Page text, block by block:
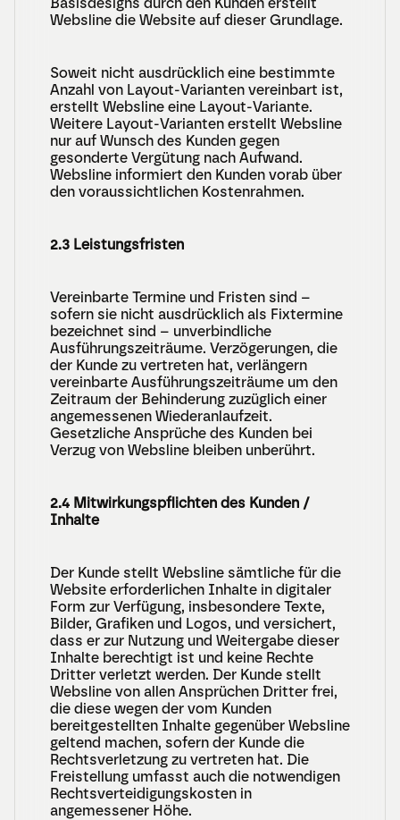
Websline die Website auf dieser Grundlage.
Soweit nicht ausdrücklich eine bestimmte
Anzahl von Layout-Varianten vereinbart ist,
erstellt Websline eine Layout-Variante.
Weitere Layout-Varianten erstellt Websline
nur auf Wunsch des Kunden gegen
gesonderte Vergütung nach Aufwand.
Websline informiert den Kunden vorab über
den voraussichtlichen Kostenrahmen.
2.3 Leistungsfristen
Vereinbarte Termine und Fristen sind –
sofern sie nicht ausdrücklich als Fixtermine
bezeichnet sind – unverbindliche
Ausführungszeiträume. Verzögerungen, die
der Kunde zu vertreten hat, verlängern
vereinbarte Ausführungszeiträume um den
Zeitraum der Behinderung zuzüglich einer
angemessenen Wiederanlaufzeit.
Gesetzliche Ansprüche des Kunden bei
Verzug von Websline bleiben unberührt.
2.4 Mitwirkungspflichten des Kunden /
Inhalte
Der Kunde stellt Websline sämtliche für die
Website erforderlichen Inhalte in digitaler
Form zur Verfügung, insbesondere Texte,
Bilder, Grafiken und Logos, und versichert,
dass er zur Nutzung und Weitergabe dieser
Inhalte berechtigt ist und keine Rechte
Dritter verletzt werden. Der Kunde stellt
Websline von allen Ansprüchen Dritter frei,
die diese wegen der vom Kunden
bereitgestellten Inhalte gegenüber Websline
geltend machen, sofern der Kunde die
Rechtsverletzung zu vertreten hat. Die
Freistellung umfasst auch die notwendigen
Rechtsverteidigungskosten in
angemessener Höhe.